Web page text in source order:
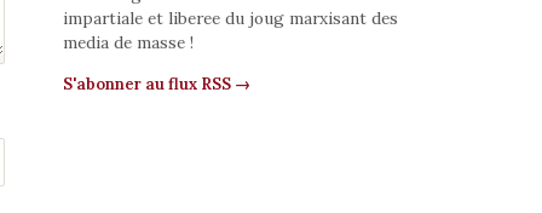
impartiale et liberee du joug marxisant des
media de masse !
S'abonner au flux RSS →